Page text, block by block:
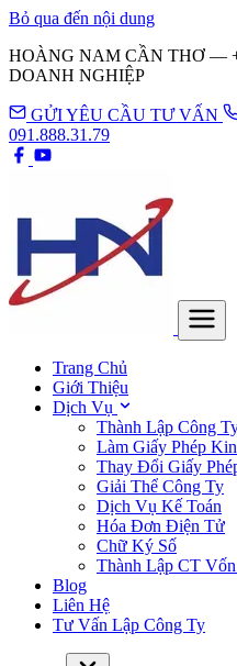
Bỏ qua đến nội dung
HOÀNG NAM CẦN THƠ —
DOANH NGHIỆP
GỬI YÊU CẦU TƯ VẤN
091.888.31.79
Trang Chủ
Giới Thiệu
Dịch Vụ
Thành Lập Công
Làm Giấy Phép
Thay Đổi Giấy
Giải Thể Công Ty
Dịch Vụ Kế Toán
Hóa Đơn Điện Tử
Chữ Ký Số
Thành Lập CT
Blog
Liên Hệ
Tư Vấn Lập Công Ty